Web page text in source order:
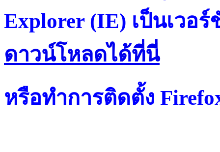
Explorer (IE) เป็นเวอ
ดาวน์โหลดได้ที่น
หรือทำการติดตั้ง